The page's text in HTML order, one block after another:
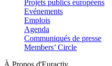
Projets publics européens
Evénements
Emplois
Agenda
Communiqués de presse
Members’ Circle
À Propos d'Euractiv